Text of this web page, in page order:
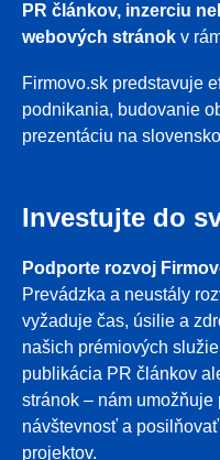
PR článkov, inzerciu
webových stránok v
Firmovo.sk predstavuje
podnikania, budovanie
prezentáciu na
Investujte do
Podporte rozvoj
Prevádzka a neustály
vyžaduje čas, úsilie a
našich prémiových
publikácia PR článkov
stránok – nám
návštevnosť a
projektov.